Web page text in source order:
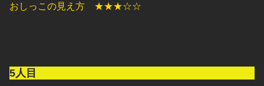
おしっこの見え方 ★★★☆☆
5人目